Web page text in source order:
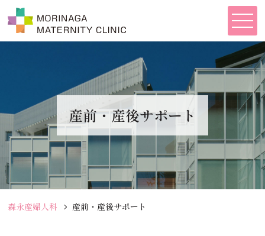
産前・産後サポート
森永産婦人科 産前・産後サポート